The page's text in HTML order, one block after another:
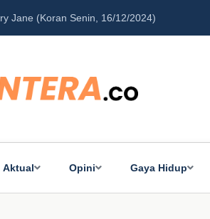
Aktual Opini Gaya Hidup